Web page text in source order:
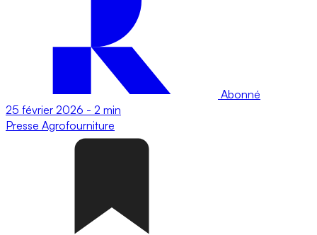
Abonné
25 février 2026 - 2 min
Presse Agrofourniture